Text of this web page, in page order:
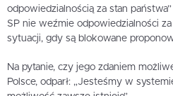
odpowiedzialnością za stan
SP nie weźmie odpowiedzialności
sytuacji, gdy są blokowane
Na pytanie, czy jego zdaniem
Polsce, odparł: „Jesteśmy w